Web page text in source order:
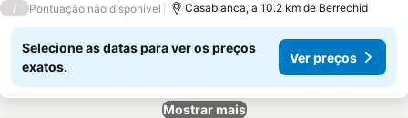
/ Pontuação não disponível Casablanca, a 10.2 km de Berrechid
Selecione as datas para ver os preços
exatos.
Ver preços
Mostrar mais